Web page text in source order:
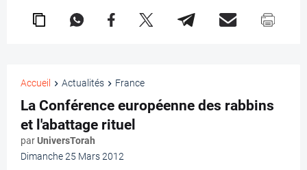
Accueil Actualités France
La Conférence européenne des rabbins
et l'abattage rituel
parUniversTorah
Dimanche 25 Mars 2012